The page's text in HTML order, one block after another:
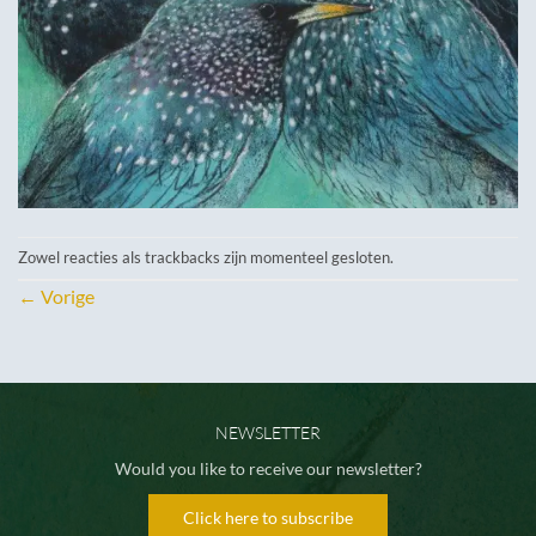
Zowel reacties als trackbacks zijn momenteel gesloten.
← Vorige
NEWSLETTER
Would you like to receive our newsletter?
Click here to subscribe